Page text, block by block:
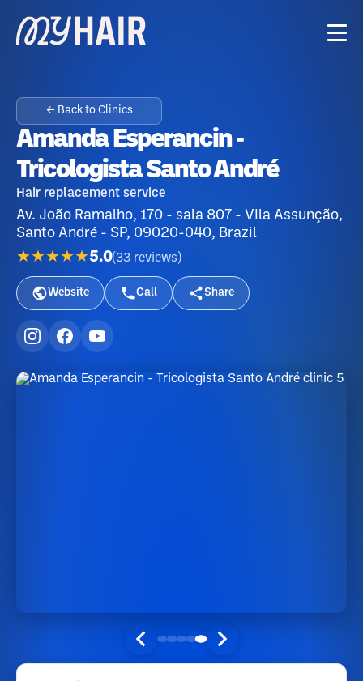
← Back to Clinics
Amanda Esperancin -
Tricologista Santo André
Hair replacement service
Av. João Ramalho, 170 - sala 807 - Vila Assunção,
Santo André - SP, 09020-040, Brazil
★★★★★5.0(33 reviews )
Website Call Share